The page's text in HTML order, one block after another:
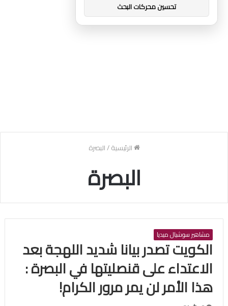
الرئيسية/البصرة
البصرة
مشاهير سوشيال ميديا
الكويت تصدر بيانا شديد اللهجة بعد
الاعتداء على قنصليتها في البصرة :
هذا الأمر لن يمر مرور الكرام!
تحسين محركات البحث